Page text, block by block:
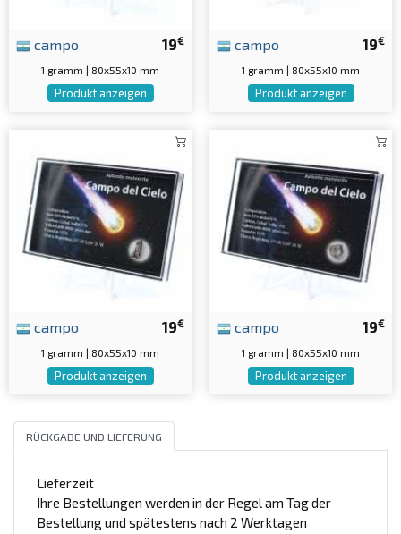
19€
campo
1 gramm | 80x55x10 mm
Produkt anzeigen
19€
campo
1 gramm | 80x55x10 mm
Produkt anzeigen
19€
campo
1 gramm | 80x55x10 mm
Produkt anzeigen
19€
campo
1 gramm | 80x55x10 mm
Produkt anzeigen
RÜCKGABE UND LIEFERUNG
Lieferzeit
Ihre Bestellungen werden in der Regel am Tag der
Bestellung und spätestens nach 2 Werktagen